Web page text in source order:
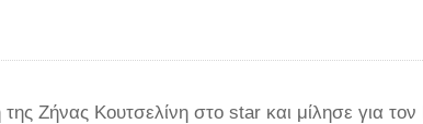
Ζήνας Κουτσελίνη στο star και μίλησε για τον